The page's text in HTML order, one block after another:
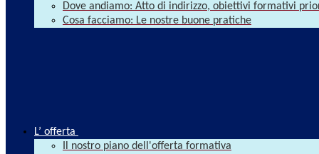
Dove andiamo: Atto di indirizzo, obiettivi formativi
Cosa facciamo: Le nostre buone pratiche
L’ offerta
Il nostro piano dell'offerta formativa